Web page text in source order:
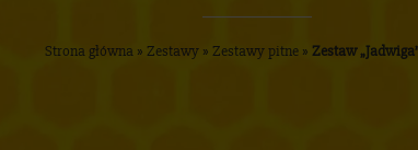
Strona główna» Zestawy» Zestawy pitne» Zestaw